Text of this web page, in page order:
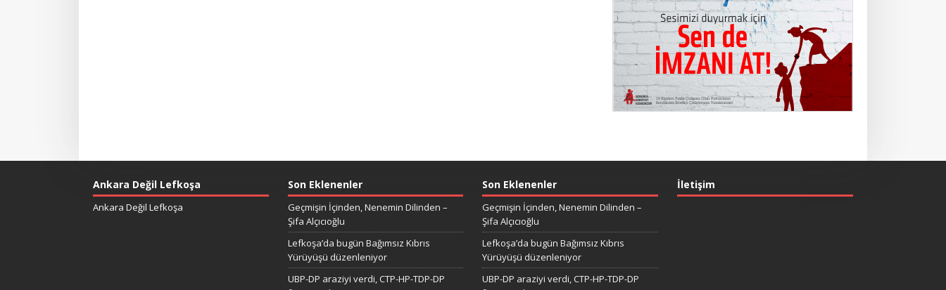
Ankara Değil Lefkoşa
Ankara Değil Lefkoşa
Son Eklenenler
Geçmişin İçinden, Nenemin Dilinden –
Şifa Alçıcıoğlu
Lefkoşa’da bugün Bağımsız Kıbrıs
Yürüyüşü düzenleniyor
UBP-DP araziyi verdi, CTP-HP-TDP-DP
Son Eklenenler
Geçmişin İçinden, Nenemin Dilinden –
Şifa Alçıcıoğlu
Lefkoşa’da bugün Bağımsız Kıbrıs
Yürüyüşü düzenleniyor
UBP-DP araziyi verdi, CTP-HP-TDP-DP
İletişim